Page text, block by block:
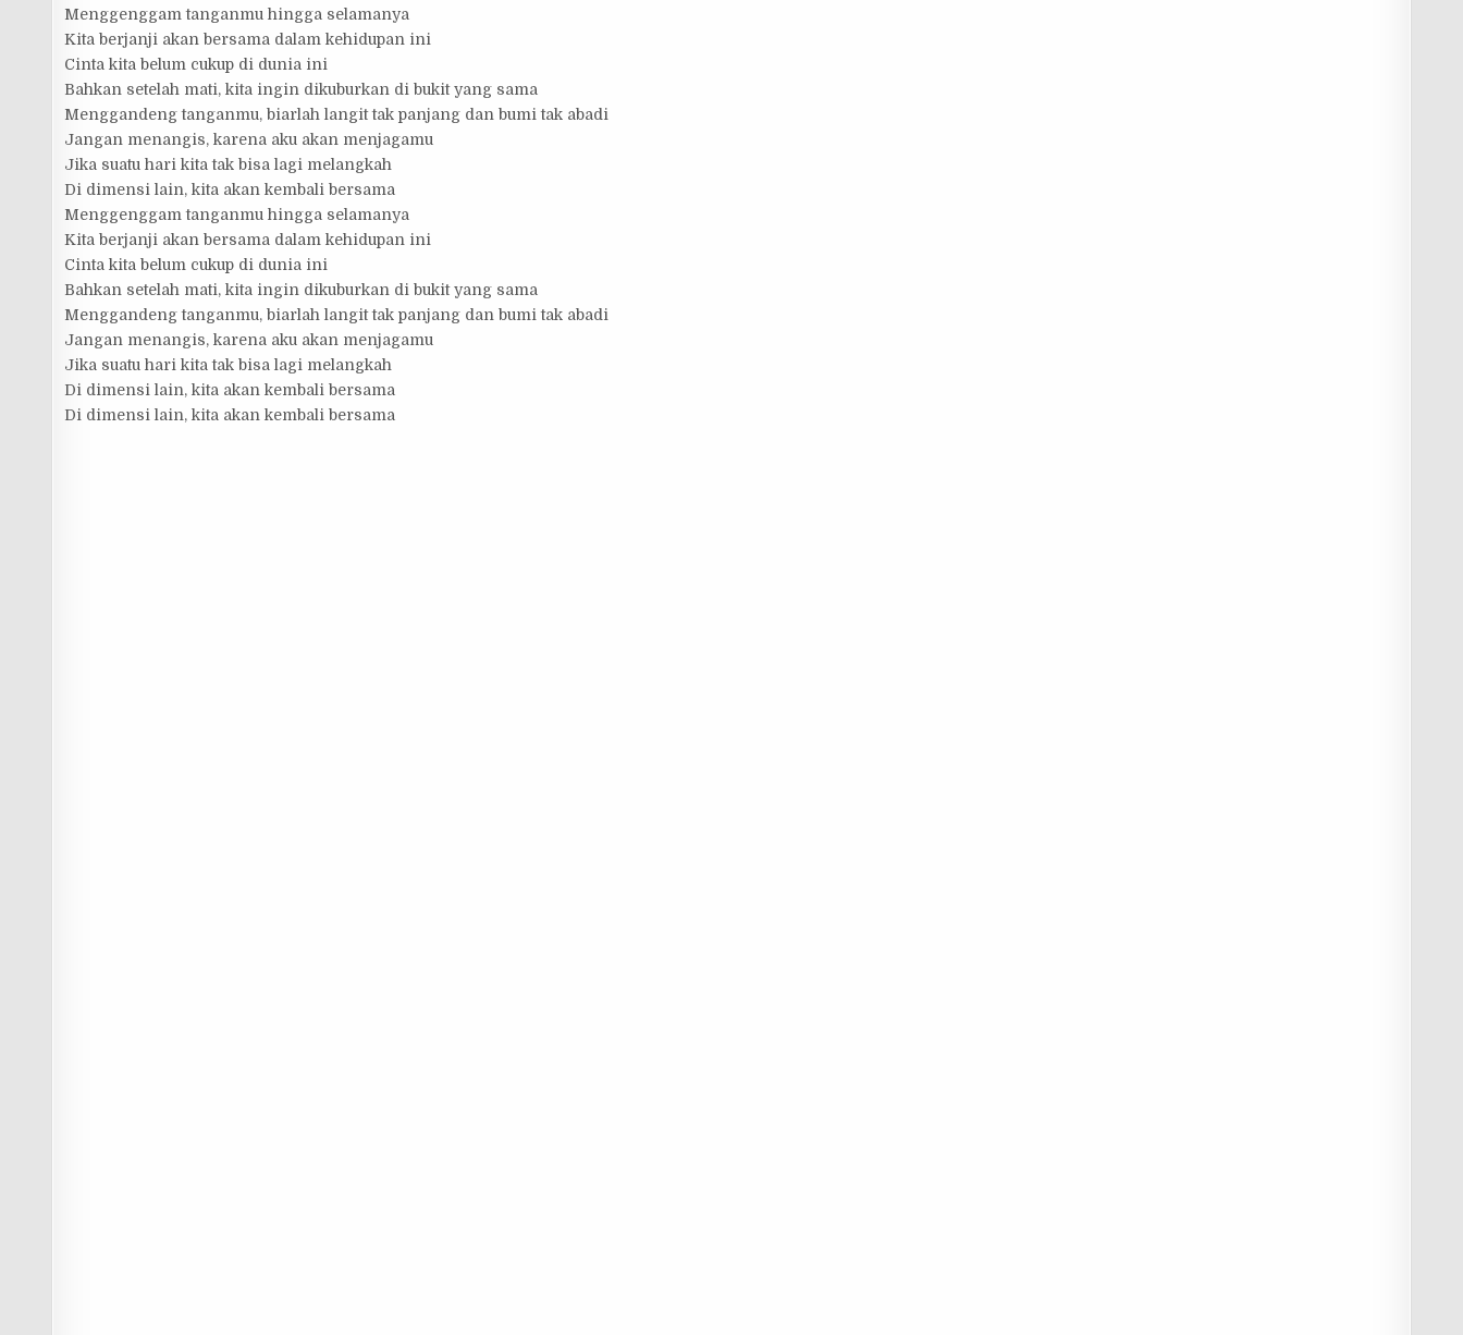
Menggenggam tanganmu hingga selamanya
Kita berjanji akan bersama dalam kehidupan ini
Cinta kita belum cukup di dunia ini
Bahkan setelah mati, kita ingin dikuburkan di bukit yang sama
Menggandeng tanganmu, biarlah langit tak panjang dan bumi tak abadi
Jangan menangis, karena aku akan menjagamu
Jika suatu hari kita tak bisa lagi melangkah
Di dimensi lain, kita akan kembali bersama
Menggenggam tanganmu hingga selamanya
Kita berjanji akan bersama dalam kehidupan ini
Cinta kita belum cukup di dunia ini
Bahkan setelah mati, kita ingin dikuburkan di bukit yang sama
Menggandeng tanganmu, biarlah langit tak panjang dan bumi tak abadi
Jangan menangis, karena aku akan menjagamu
Jika suatu hari kita tak bisa lagi melangkah
Di dimensi lain, kita akan kembali bersama
Di dimensi lain, kita akan kembali bersama